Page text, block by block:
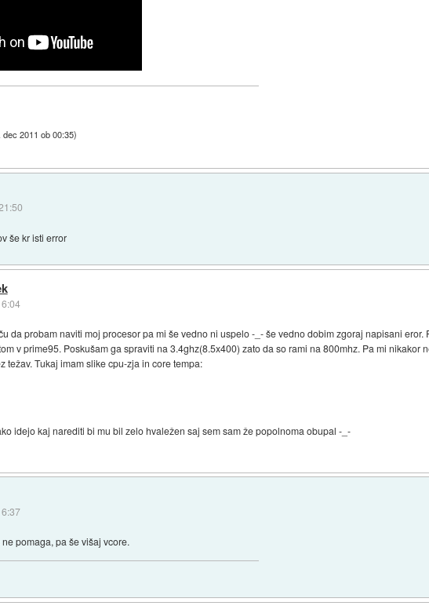
dec 2011 ob 00:35)
še kr isti error
da probam naviti moj procesor pa mi še vedno ni uspelo -_- še vedno dobim zgoraj napisani
v prime95. Poskušam ga spraviti na 3.4ghz(8.5x400) zato da so rami na 800mhz. Pa mi nikakor
težav. Tukaj imam slike cpu-zja in core tempa:
idejo kaj narediti bi mu bil zelo hvaležen saj sem sam že popolnoma obupal -_-
pomaga, pa še višaj vcore.